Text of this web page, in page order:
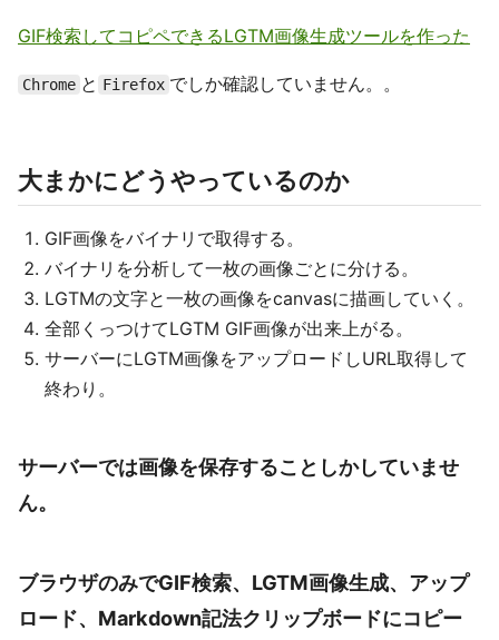
GIF検索してコピペできるLGTM画像生成ツールを作った
Chrome と Firefox でしか確認していません。。
大まかにどうやっているのか
GIF画像をバイナリで取得する。
バイナリを分析して一枚の画像ごとに分ける。
LGTMの文字と一枚の画像をcanvasに描画していく。
全部くっつけてLGTM GIF画像が出来上がる。
サーバーにLGTM画像をアップロードしURL取得して
終わり。
サーバーでは画像を保存することしかしていませ
ん。
ブラウザのみでGIF検索、LGTM画像生成、アップ
ロード、Markdown記法クリップボードにコピー